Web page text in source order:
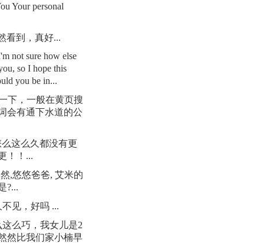
Your personal
看到，真好...
not sure how else
so I hope this
you be in...
下，一般在黄页搜
会有通下水道的公
么这么久都没有更
！！...
,悠悠爸爸, 艾米的
?...
不见，好吗 ...
这么巧，我女儿是2
然比我们家小楠早